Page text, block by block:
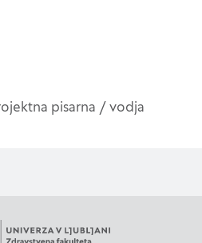
pisarna / vodja
privzete nastavitve.
piškotkov vpliva na vašo
prijava ali izpolnjevanje
Vedno aktivni